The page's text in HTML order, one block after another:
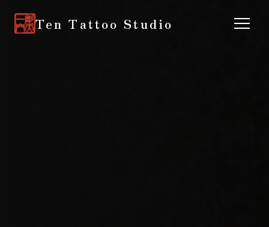
Ten Tattoo Studio